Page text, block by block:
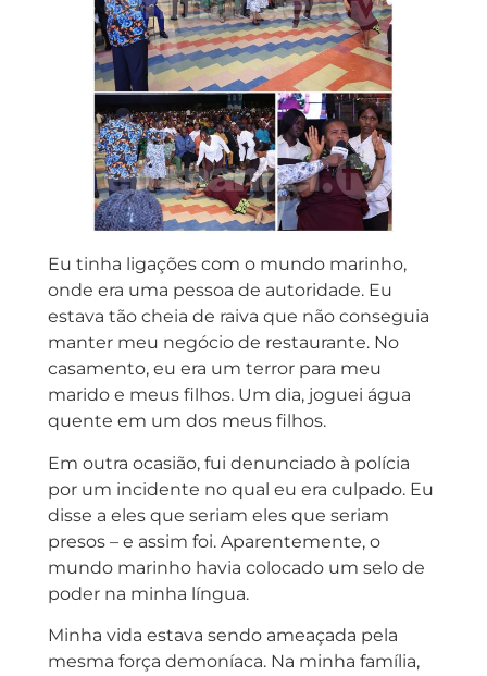
Eu tinha ligações com o mundo marinho,
onde era uma pessoa de autoridade. Eu
estava tão cheia de raiva que não conseguia
manter meu negócio de restaurante. No
casamento, eu era um terror para meu
marido e meus filhos. Um dia, joguei água
quente em um dos meus filhos.
Em outra ocasião, fui denunciado à polícia
por um incidente no qual eu era culpado. Eu
disse a eles que seriam eles que seriam
presos – e assim foi. Aparentemente, o
mundo marinho havia colocado um selo de
poder na minha língua.
Minha vida estava sendo ameaçada pela
mesma força demoníaca. Na minha família,